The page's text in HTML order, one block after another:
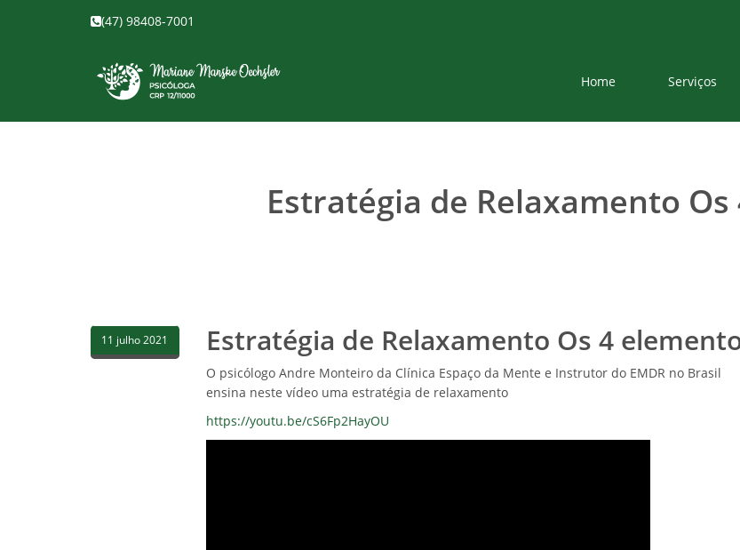
(47) 98408-7001
Home Serviços
Estratégia de Relaxamento
11 julho 2021 Estratégia de Relaxamento Os 4
O psicólogo Andre Monteiro da Clínica Espaço da Mente e Instrutor do EMDR no Brasil
ensina neste vídeo uma estratégia de relaxamento
https://youtu.be/cS6Fp2HayOU